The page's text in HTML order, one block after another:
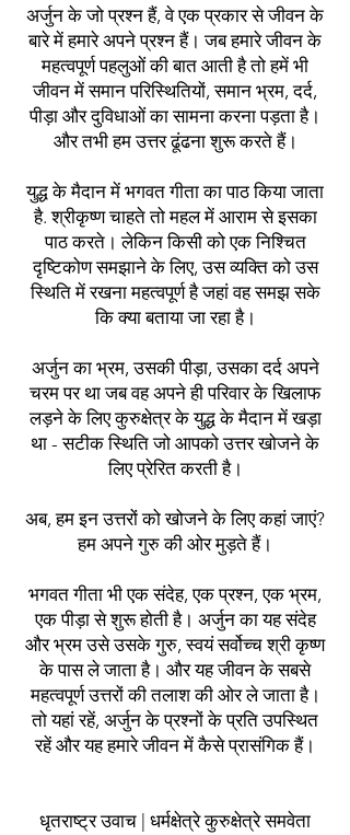
अर्जुन के जो प्रश्न हैं, वे एक प्रकार से जीवन के
बारे में हमारे अपने प्रश्न हैं। जब हमारे जीवन के
महत्वपूर्ण पहलुओं की बात आती है तो हमें भी
जीवन में समान परिस्थितियों, समान भ्रम, दर्द,
पीड़ा और दुविधाओं का सामना करना पड़ता है।
और तभी हम उत्तर ढूंढना शुरू करते हैं।
युद्ध के मैदान में भगवत गीता का पाठ किया जाता
है. श्रीकृष्ण चाहते तो महल में आराम से इसका
पाठ करते। लेकिन किसी को एक निश्चित
दृष्टिकोण समझाने के लिए, उस व्यक्ति को उस
स्थिति में रखना महत्वपूर्ण है जहां वह समझ सके
कि क्या बताया जा रहा है।
अर्जुन का भ्रम, उसकी पीड़ा, उसका दर्द अपने
चरम पर था जब वह अपने ही परिवार के खिलाफ
लड़ने के लिए कुरुक्षेत्र के युद्ध के मैदान में खड़ा
था - सटीक स्थिति जो आपको उत्तर खोजने के
लिए प्रेरित करती है।
अब, हम इन उत्तरों को खोजने के लिए कहां जाएं?
हम अपने गुरु की ओर मुड़ते हैं।
भगवत गीता भी एक संदेह, एक प्रश्न, एक भ्रम,
एक पीड़ा से शुरू होती है। अर्जुन का यह संदेह
और भ्रम उसे उसके गुरु, स्वयं सर्वोच्च श्री कृष्ण
के पास ले जाता है। और यह जीवन के सबसे
महत्वपूर्ण उत्तरों की तलाश की ओर ले जाता है।
तो यहां रहें, अर्जुन के प्रश्नों के प्रति उपस्थित
रहें और यह हमारे जीवन में कैसे प्रासंगिक हैं।
धृतराष्ट्र उवाच | धर्मक्षेत्रे कुरुक्षेत्रे समवेता